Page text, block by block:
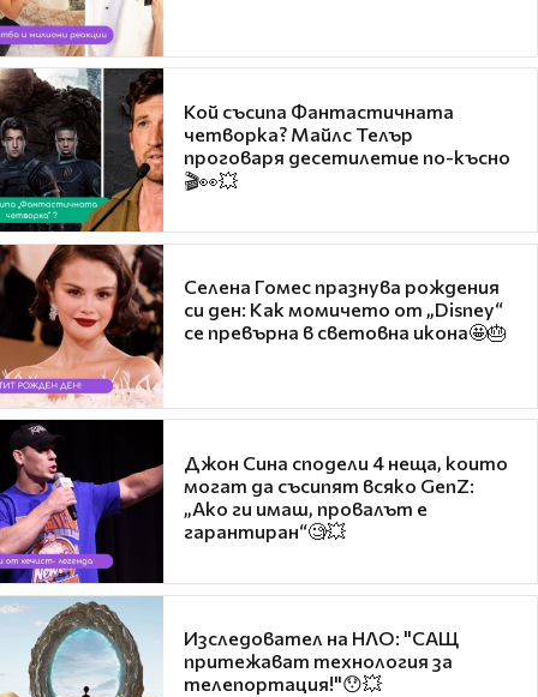
Кой съсипа Фантастичната
четворка? Майлс Телър
проговаря десетилетие по-късно
🎬👀💥
Селена Гомес празнува рождения
си ден: Как момичето от „Disney“
се превърна в световна икона🤩🎂
Джон Сина сподели 4 неща, които
могат да съсипят всяко GenZ:
„Ако ги имаш, провалът е
гарантиран“🧐💥
Изследовател на НЛО: "САЩ
притежават технология за
телепортация!"😯💥